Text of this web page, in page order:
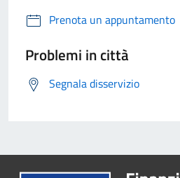
Prenota un appuntamento
Problemi in città
Segnala disservizio